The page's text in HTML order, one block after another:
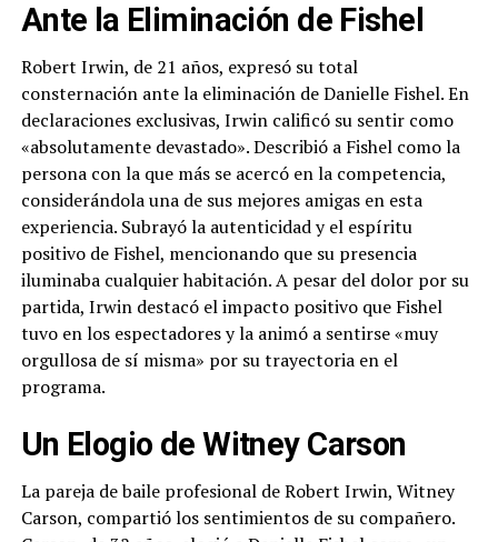
Ante la Eliminación de Fishel
Robert Irwin, de 21 años, expresó su total
consternación ante la eliminación de Danielle Fishel. En
declaraciones exclusivas, Irwin calificó su sentir como
«absolutamente devastado». Describió a Fishel como la
persona con la que más se acercó en la competencia,
considerándola una de sus mejores amigas en esta
experiencia. Subrayó la autenticidad y el espíritu
positivo de Fishel, mencionando que su presencia
iluminaba cualquier habitación. A pesar del dolor por su
partida, Irwin destacó el impacto positivo que Fishel
tuvo en los espectadores y la animó a sentirse «muy
orgullosa de sí misma» por su trayectoria en el
programa.
Un Elogio de Witney Carson
La pareja de baile profesional de Robert Irwin, Witney
Carson, compartió los sentimientos de su compañero.